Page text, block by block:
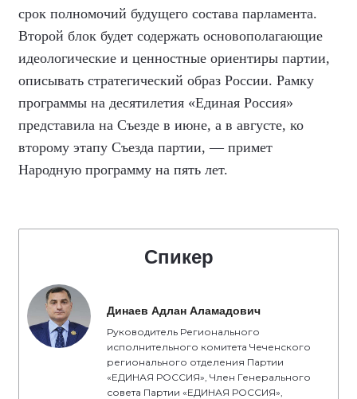
срок полномочий будущего состава парламента.
Второй блок будет содержать основополагающие
идеологические и ценностные ориентиры партии,
описывать стратегический образ России. Рамку
программы на десятилетия «Единая Россия»
представила на Съезде в июне, а в августе, ко
второму этапу Съезда партии, — примет
Народную программу на пять лет.
Спикер
Динаев Адлан Аламадович
Руководитель Регионального
исполнительного комитета Чеченского
регионального отделения Партии
«ЕДИНАЯ РОССИЯ», Член Генерального
совета Партии «ЕДИНАЯ РОССИЯ»,